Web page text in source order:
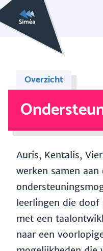
Overzicht
Auris, Kentalis,
werken samen
leerlingen die
met een
naar een